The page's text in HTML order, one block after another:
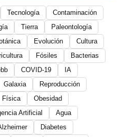
Tecnología
Contaminación
Tierra
Paleontología
Evolución
Cultura
Fósiles
Bacterias
COVID-19
IA
Galaxia
Reproducción
Física
Obesidad
Artificial
Agua
Diabetes